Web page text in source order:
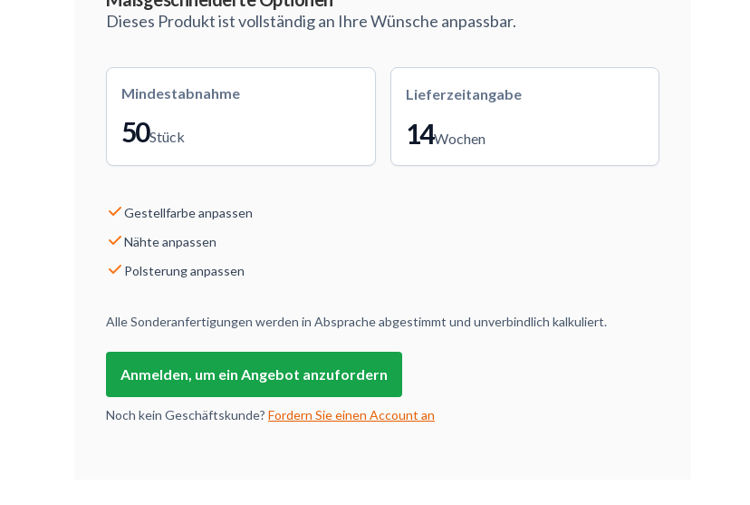
Dieses Produkt ist vollständig an Ihre Wünsche anpassbar.
Mindestabnahme
50Stück
Lieferzeitangabe
14Wochen
Gestellfarbe anpassen
Nähte anpassen
Polsterung anpassen
Alle Sonderanfertigungen werden in Absprache abgestimmt und unverbindlich kalkuliert.
Anmelden, um ein Angebot anzufordern
Noch kein Geschäftskunde? Fordern Sie einen Account an